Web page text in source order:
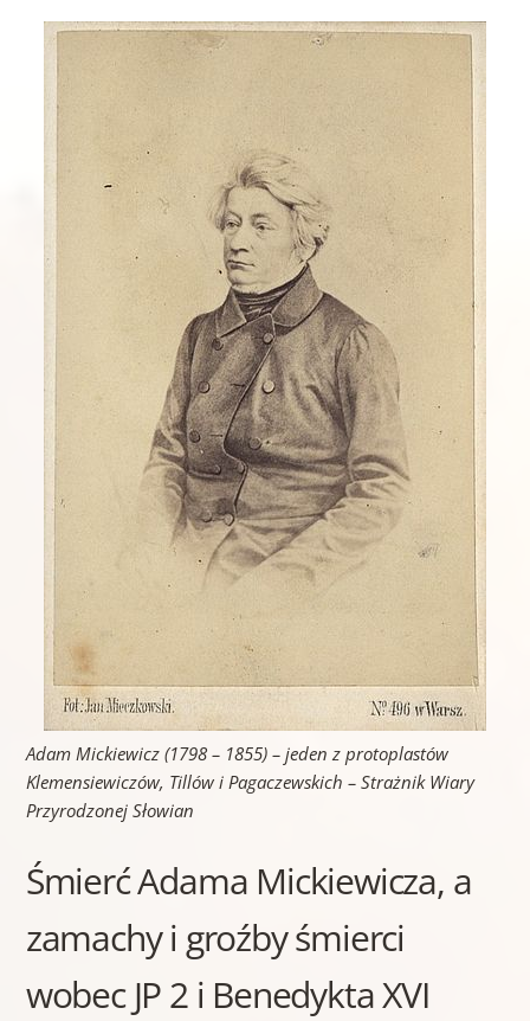
Adam Mickiewicz (1798 – 1855) – jeden z protoplastów
Klemensiewiczów, Tillów i Pagaczewskich – Strażnik Wiary
Przyrodzonej Słowian
Śmierć Adama Mickiewicza, a
zamachy i groźby śmierci
wobec JP 2 i Benedykta XVI